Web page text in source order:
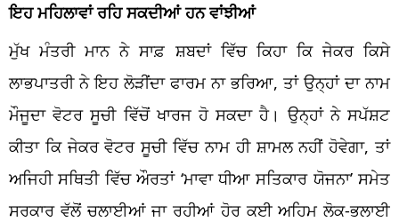
ਇਹ ਮਹਿਲਾਵਾਂ ਰਹਿ ਸਕਦੀਆਂ ਹਨ ਵਾਂਝੀਆਂ
ਮੁੱਖ ਮੰਤਰੀ ਮਾਨ ਨੇ ਸਾਫ਼ ਸ਼ਬਦਾਂ ਵਿੱਚ ਕਿਹਾ ਕਿ ਜੇਕਰ ਕਿਸੇ
ਲਾਭਪਾਤਰੀ ਨੇ ਇਹ ਲੋੜੀਂਦਾ ਫਾਰਮ ਨਾ ਭਰਿਆ, ਤਾਂ ਉਨ੍ਹਾਂ ਦਾ ਨਾਮ
ਮੌਜੂਦਾ ਵੋਟਰ ਸੂਚੀ ਵਿੱਚੋਂ ਖਾਰਜ ਹੋ ਸਕਦਾ ਹੈ। ਉਨ੍ਹਾਂ ਨੇ ਸਪੱਸ਼ਟ
ਕੀਤਾ ਕਿ ਜੇਕਰ ਵੋਟਰ ਸੂਚੀ ਵਿੱਚ ਨਾਮ ਹੀ ਸ਼ਾਮਲ ਨਹੀਂ ਹੋਵੇਗਾ, ਤਾਂ
ਅਜਿਹੀ ਸਥਿਤੀ ਵਿੱਚ ਔਰਤਾਂ ‘ਮਾਵਾ ਧੀਆ ਸਤਿਕਾਰ ਯੋਜਨਾ’ ਸਮੇਤ
ਸਰਕਾਰ ਵੱਲੋਂ ਚਲਾਈਆਂ ਜਾ ਰਹੀਆਂ ਹੋਰ ਕਈ ਅਹਿਮ ਲੋਕ-ਭਲਾਈ